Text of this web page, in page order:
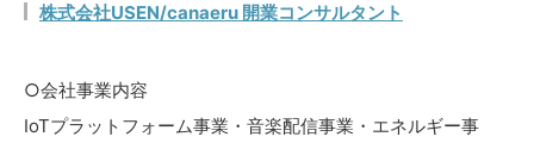
株式会社USEN/canaeru 開業コンサルタント
○会社事業内容
IoTプラットフォーム事業・音楽配信事業・エネルギー事